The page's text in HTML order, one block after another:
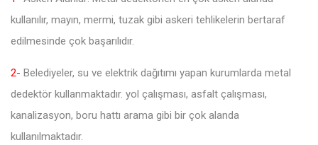
kullanılır, mayın, mermi, tuzak gibi askeri tehlikelerin bertaraf
edilmesinde çok başarılıdır.
2- Belediyeler, su ve elektrik dağıtımı yapan kurumlarda metal
dedektör kullanmaktadır. yol çalışması, asfalt çalışması,
kanalizasyon, boru hattı arama gibi bir çok alanda
kullanılmaktadır.